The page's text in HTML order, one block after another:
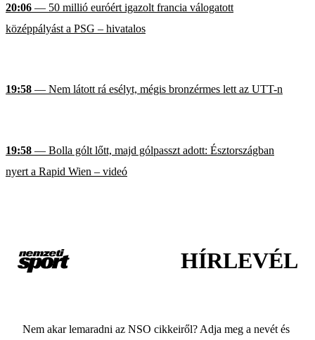
20:06 — 50 millió euróért igazolt francia válogatott
középpályást a PSG – hivatalos
19:58 — Nem látott rá esélyt, mégis bronzérmes lett az UTT-n
19:58 — Bolla gólt lőtt, majd gólpasszt adott: Észtországban
nyert a Rapid Wien – videó
HÍRLEVÉL
Nem akar lemaradni az NSO cikkeiről? Adja meg a nevét és